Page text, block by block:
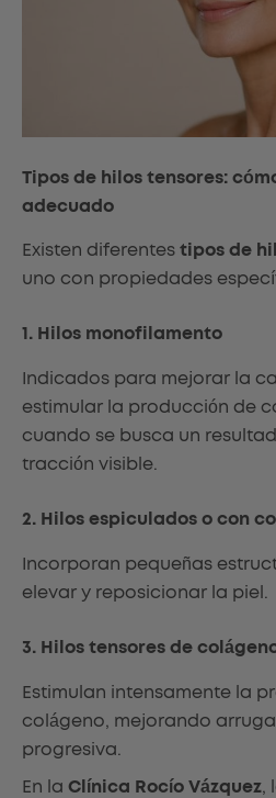
Tipos de hilos tensores:
adecuado
Existen diferentes tipos de
uno con propiedades
1. Hilos monofilamento
Indicados para mejorar la
estimular la producción de
cuando se busca un
tracción visible.
2. Hilos espiculados o con
Incorporan pequeñas
elevar y reposicionar la piel.
3. Hilos tensores de
Estimulan intensamente la
colágeno, mejorando
progresiva.
En la Clínica Rocío Vázquez